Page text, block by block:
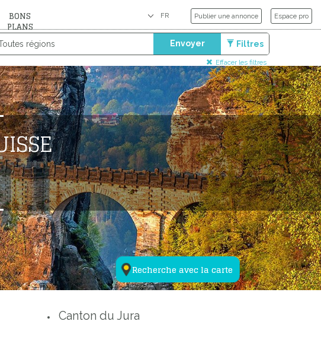
BONS
PLANS
Publier une annonce Espace pro
Envoyer Filtres
Effacer les filtres
Recherche avec la carte
Canton du Jura